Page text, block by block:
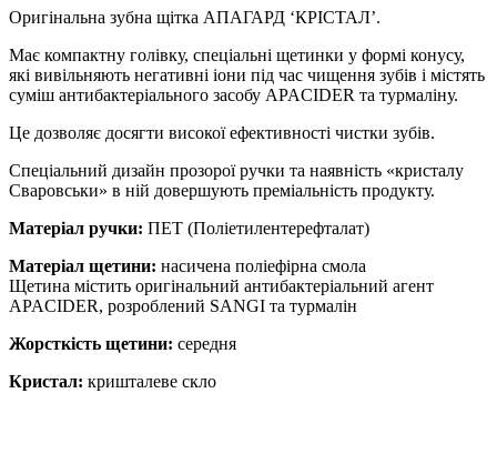
Оригінальна зубна щітка АПАГАРД ‘КРІСТАЛ’.
Має компактну голівку, спеціальні щетинки у формі конусу,
які вивільняють негативні іони під час чищення зубів і містять
суміш антибактеріального засобу APACIDER та турмаліну.
Це дозволяє досягти високої ефективності чистки зубів.
Спеціальний дизайн прозорої ручки та наявність «кристалу
Сваровськи» в ній довершують преміальність продукту.
Матеріал ручки: ПЕТ (Поліетилентерефталат)
Матеріал щетини: насичена поліефірна смола
Щетина містить оригінальний антибактеріальний агент
APACIDER, розроблений SANGI та турмалін
Жорсткість щетини: середня
Кристал: кришталеве скло